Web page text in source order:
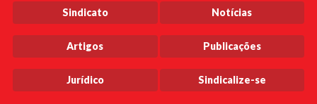
Sindicato Notícias
Artigos Publicações
Jurídico Sindicalize-se